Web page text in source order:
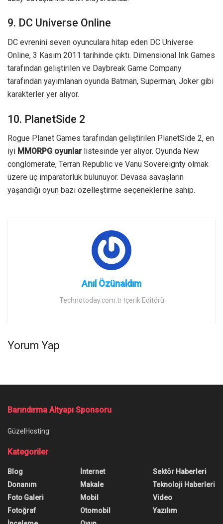
9. DC Universe Online
DC evrenini seven oyunculara hitap eden DC Universe
Online, 3 Kasım 2011 tarihinde çıktı. Dimensional Ink Games
tarafından geliştirilen ve Daybreak Game Company
tarafından yayımlanan oyunda Batman, Superman, Joker gibi
karakterler yer alıyor.
10. PlanetSide 2
Rogue Planet Games tarafından geliştirilen PlanetSide 2, en
iyi MMORPG oyunlar listesinde yer alıyor. Oyunda New
conglomerate, Terran Republic ve Vanu Sovereignty olmak
üzere üç imparatorluk bulunuyor. Devasa savaşların
yaşandığı oyun bazı özelleştirme seçeneklerine sahip.
Anıl Özünaldım
Technotoday.com.tr İçerik Editörü
Yorum Yap
Barındırma Altyapı Sponsoru
GüzelHosting
Kategoriler
Blog
Donanım
Foto Galeri
Fotoğraf
İnternet
Makale
Mobil
Otomobil
Sektör Haberleri
Teknoloji Haberleri
Video
Yazılım